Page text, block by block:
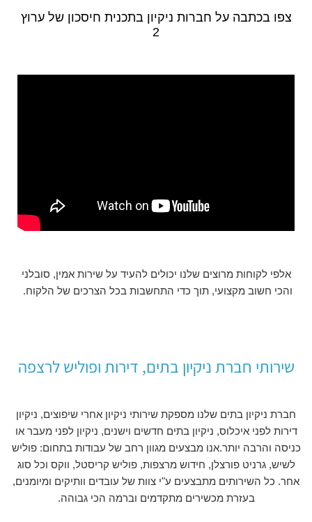
צפו בכתבה על חברות ניקיון בתכנית חיסכון של ערוץ
2
אלפי לקוחות מרוצים שלנו יכולים להעיד על שירות אמין, סובלני
והכי חשוב מקצועי, תוך כדי התחשבות בכל הצרכים של הלקוח.
שירותי חברת ניקיון בתים, דירות ופוליש לרצפה
חברת ניקיון בתים שלנו מספקת שירותי ניקיון אחרי שיפוצים, ניקיון
דירות לפני איכלוס, ניקיון בתים חדשים וישנים, ניקיון לפני מעבר או
כניסה והרבה יותר.אנו מבצעים מגוון רחב של עבודות בתחום: פוליש
לשיש, גרניט פורצלן, חידוש מרצפות, פוליש קריסטל, ווקס וכל סוג
אחר. כל השירותים מתבצעים ע"י צוות של עובדים וותיקים ומיומנים,
בעזרת מכשירים מתקדמים וברמה הכי גבוהה.